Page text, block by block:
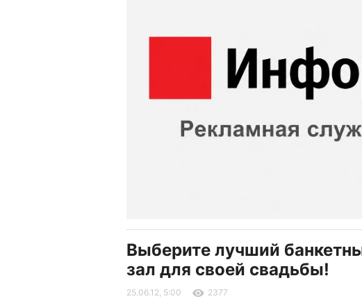
Выберите лучший
зал для своей свадьбы!
25.06.12, 5:00 2377